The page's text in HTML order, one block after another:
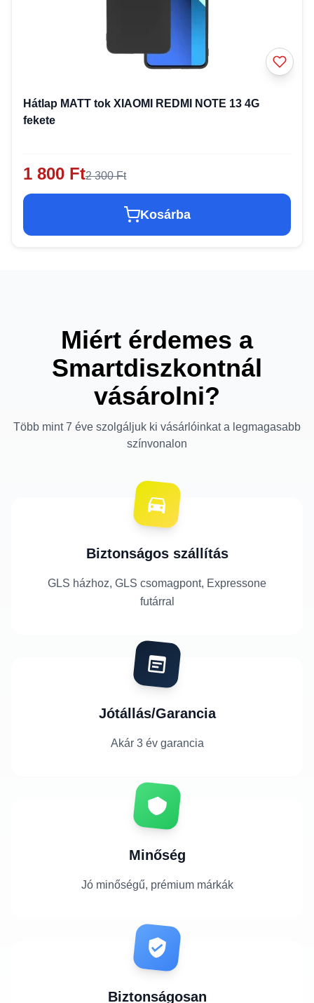
Hátlap MATT tok XIAOMI REDMI NOTE 13 4G
fekete
1 800 Ft2 300 Ft
Kosárba
Miért érdemes a
Smartdiszkontnál
vásárolni?
Több mint 7 éve szolgáljuk ki vásárlóinkat a legmagasabb
színvonalon
Biztonságos szállítás
GLS házhoz, GLS csomagpont, Expressone
futárral
Jótállás/Garancia
Akár 3 év garancia
Minőség
Jó minőségű, prémium márkák
Biztonságosan